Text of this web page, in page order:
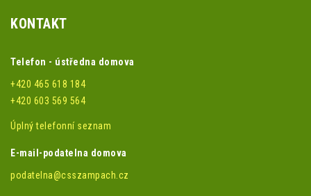
KONTAKT
Telefon - ústředna domova
+420 465 618 184
+420 603 569 564
Úplný telefonní seznam
E-mail-podatelna domova
podatelna@csszampach.cz